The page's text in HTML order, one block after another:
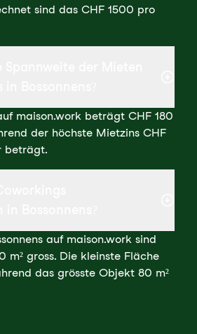
sind das CHF 1500 pro
maison.work beträgt CHF 180
der höchste Mietzins CHF
beträgt.
auf maison.work sind
m² gross. Die kleinste Fläche
das grösste Objekt 80 m²